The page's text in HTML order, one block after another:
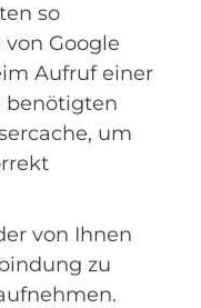
so
Google
Aufruf einer
benötigten
um
von Ihnen
zu